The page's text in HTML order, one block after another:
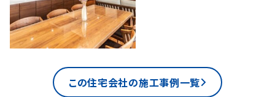
この住宅会社の施工事例一覧